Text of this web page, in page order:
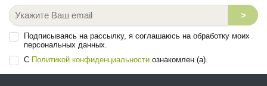
>
Подписываясь на рассылку, я соглашаюсь на обработку моих
персональных данных.
С Политикой конфиденциальности ознакомлен (а).